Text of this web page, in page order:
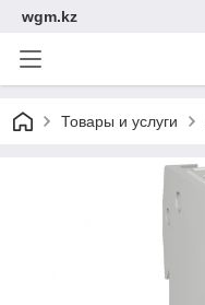
wgm.kz
Товары и услуги